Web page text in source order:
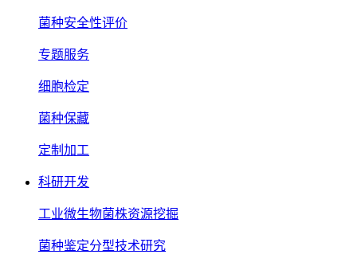
菌种安全性评价
专题服务
细胞检定
菌种保藏
定制加工
科研开发
工业微生物菌株资源挖掘
菌种鉴定分型技术研究